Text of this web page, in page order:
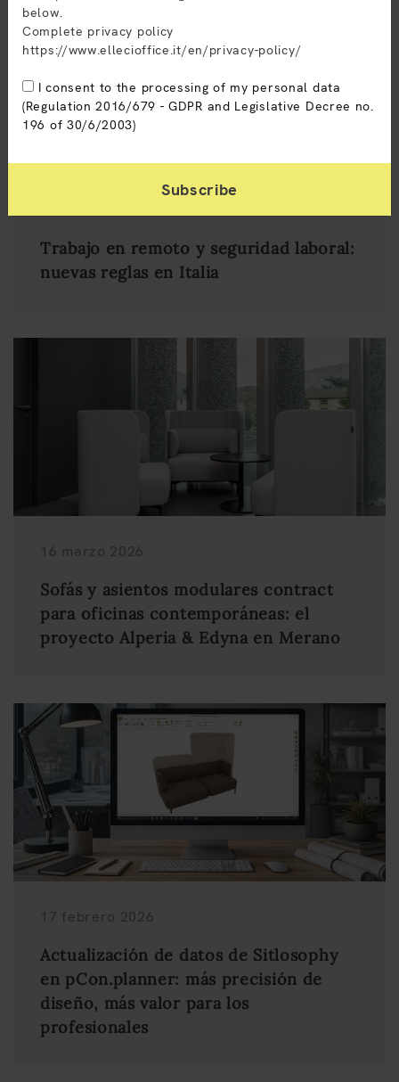
Trabajo en remoto y seguridad laboral:
nuevas reglas en Italia
16 marzo 2026
Sofás y asientos modulares contract
para oficinas contemporáneas: el
proyecto Alperia & Edyna en Merano
17 febrero 2026
Actualización de datos de Sitlosophy
en pCon.planner: más precisión de
diseño, más valor para los
profesionales
below.
Complete privacy policy
https://www.ellecioffice.it/en/privacy-policy/
I consent to the processing of my personal data
(Regulation 2016/679 - GDPR and Legislative Decree no.
196 of 30/6/2003)